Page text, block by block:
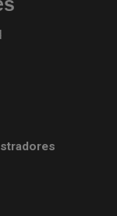
ventana nueva)